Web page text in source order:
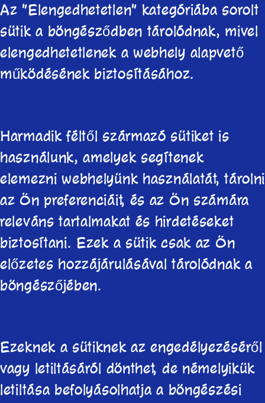
Az "Elengedhetetlen" kategóriába sorolt
sütik a böngésződben tárolódnak, mivel
elengedhetetlenek a webhely alapvető
működésének biztosításához.
Harmadik féltől származó sütiket is
használunk, amelyek segítenek
elemezni webhelyünk használatát, tárolni
az Ön preferenciáit, és az Ön számára
releváns tartalmakat és hirdetéseket
biztosítani. Ezek a sütik csak az Ön
előzetes hozzájárulásával tárolódnak a
böngészőjében.
Ezeknek a sütiknek az engedélyezéséről
vagy letiltásáról dönthet, de némelyikük
letiltása befolyásolhatja a böngészési